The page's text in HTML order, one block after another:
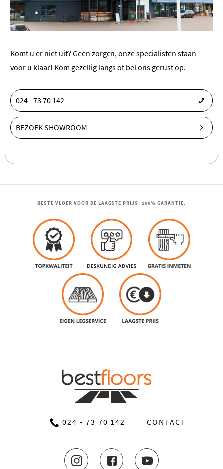
Komt u er niet uit? Geen zorgen, onze specialisten staan
voor u klaar! Kom gezellig langs of bel ons gerust op.
024 - 73 70 142
BEZOEK SHOWROOM
BESTE VLOER VOOR DE LAAGSTE PRIJS. 100% GARANTIE.
024 - 73 70 142 CONTACT